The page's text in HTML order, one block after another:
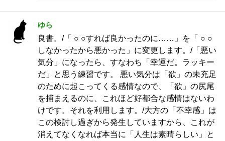
ゆら
良書。/「 ○ ○すれば良かったのに……」を「 ○ ○
しなかったから悪かった」に変更します。/「悪い
気分」になったら、すなわち「幸運だ。ラッキー
だ」と思う練習です。 悪い気分は「欲」の未充足
のために起こってくる感情なので、「欲」の尻尾
を捕まえるのに、これほど好都合な感情はないわ
けです。それを利用します。/大方の「不幸感」は
この検討し過ぎから発生していますから、これが
消えてなくなれば本当に「人生は素晴らしい」と